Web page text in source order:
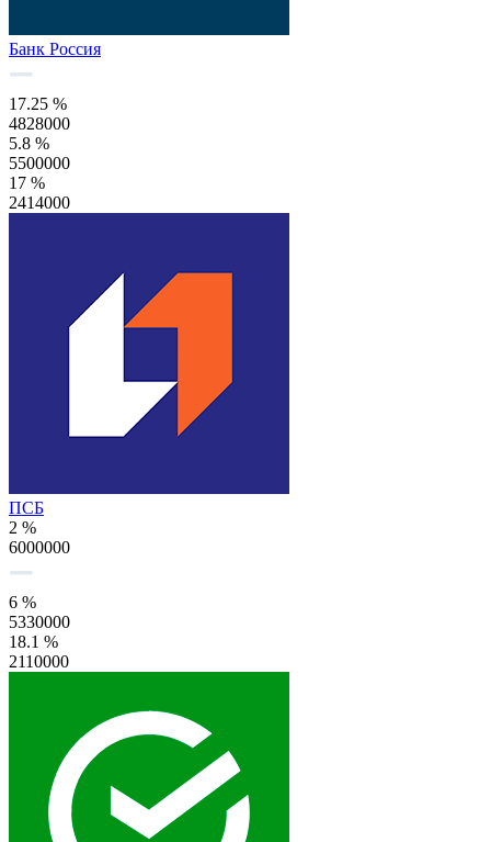
Банк Россия
17.25 %
4828000
5.8 %
5500000
17 %
2414000
ПСБ
2 %
6000000
6 %
5330000
18.1 %
2110000